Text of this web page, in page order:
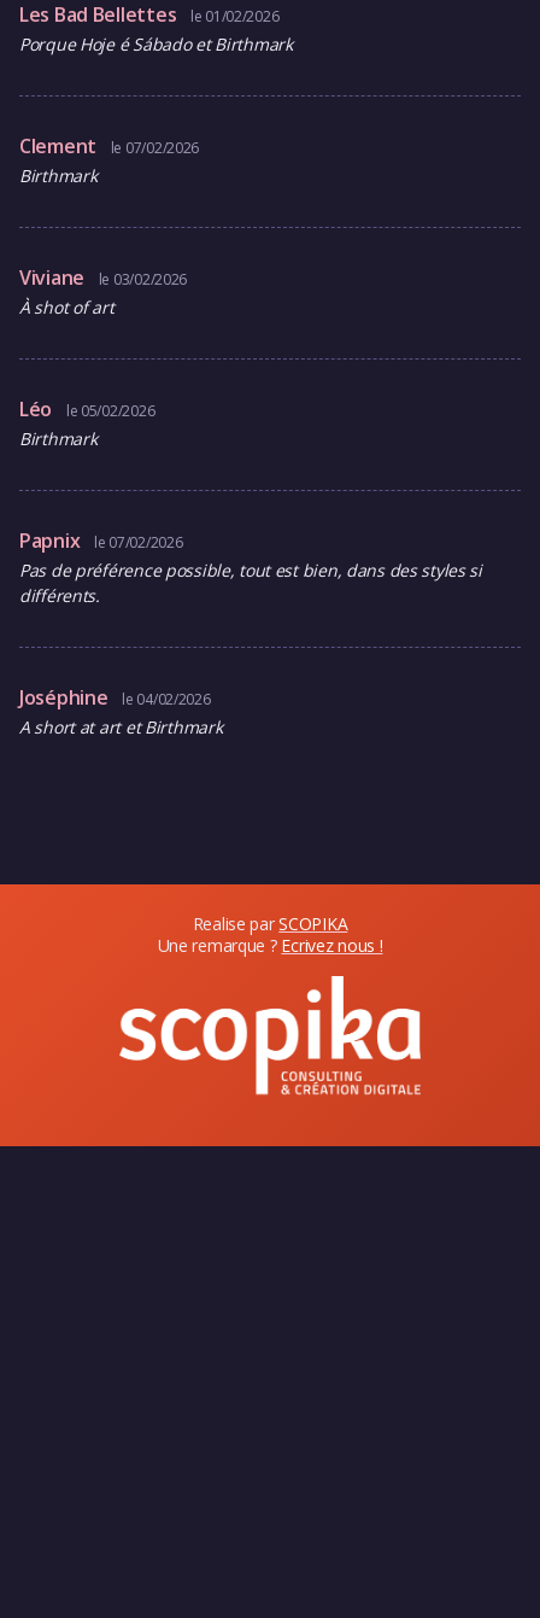
Les Bad Bellettes le 01/02/2026
Porque Hoje é Sábado et Birthmark
Clement le 07/02/2026
Birthmark
Viviane le 03/02/2026
À shot of art
Léo le 05/02/2026
Birthmark
Papnix le 07/02/2026
Pas de préférence possible, tout est bien, dans des styles si
différents.
Joséphine le 04/02/2026
A short at art et Birthmark
Realise parSCOPIKA
Une remarque ? Ecrivez nous !